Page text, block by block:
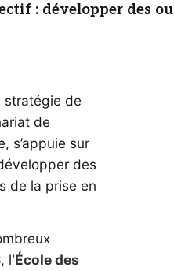
: développer des
stratégie de
de
s’appuie sur
des
de la prise en
, l’École des